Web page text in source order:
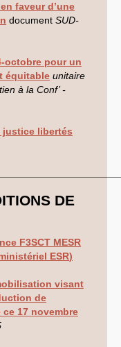
faveur d’une
document SUD-
octobre pour un
équitable unitaire
à la Conf’ -
justice libertés
DE
F3SCT MESR
ESR)
visant
de
ce 17 novembre